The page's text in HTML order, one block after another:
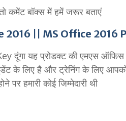
कमेंट बॉक्स में हमें जरूर बताएं
2016 || MS Office 2016
दूंगा यह प्रोडक्ट की एमएस
के लिए है और ट्रेनिंग के लिए
हमारी कोई जिम्मेदारी थी